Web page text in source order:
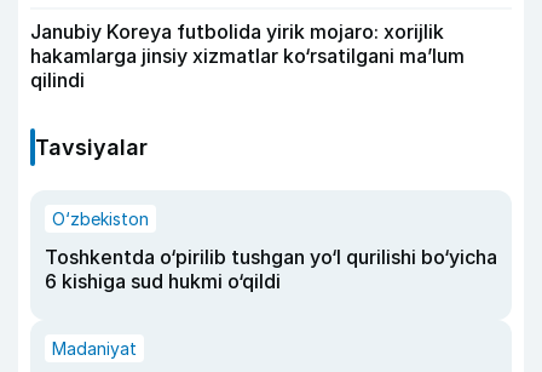
Janubiy Koreya futbolida yirik mojaro: xorijlik
hakamlarga jinsiy xizmatlar ko‘rsatilgani ma’lum
qilindi
Tavsiyalar
O‘zbekiston
Toshkentda o‘pirilib tushgan yo‘l qurilishi bo‘yicha
6 kishiga sud hukmi o‘qildi
Madaniyat